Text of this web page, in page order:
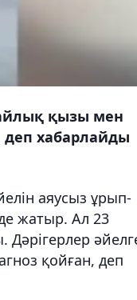
қызы мен
деп хабарлайды
аяусыз ұрып-
жатыр. Ал 23
қойған, деп